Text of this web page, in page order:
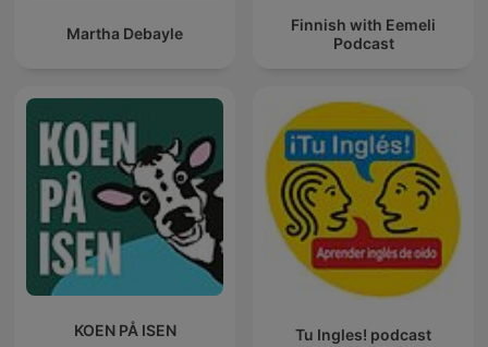
Martha Debayle
Finnish with Eemeli
Podcast
KOEN PÅ ISEN Tu Ingles! podcast